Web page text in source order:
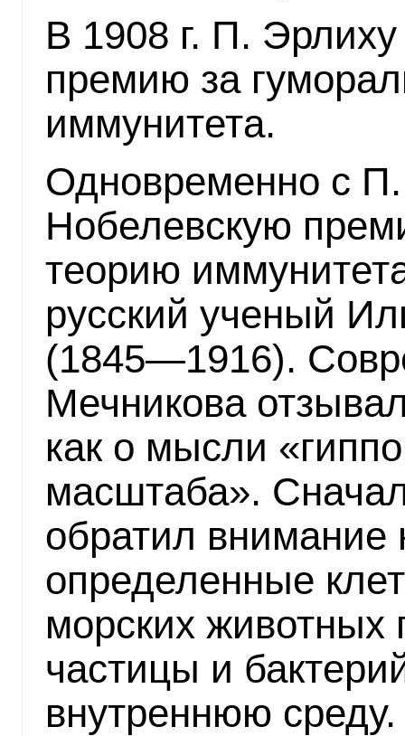
В 1908 г. П.
премию за
иммунитета.
Одновременно с
Нобелевскую
теорию
русский ученый
(1845—1916).
Мечникова
как о мысли
масштаба».
обратил внимание
определенные
морских
частицы и
внутреннюю среду.